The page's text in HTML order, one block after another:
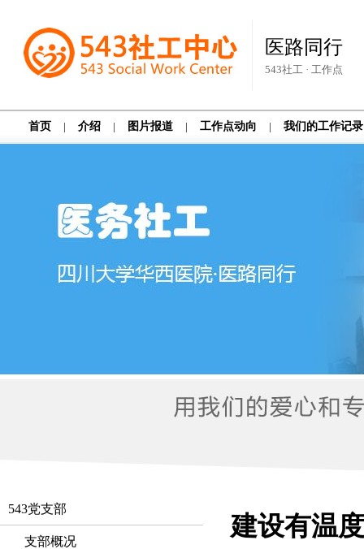
医路同行
543社工 · 工作点
首页 | 介绍 | 图片报道 | 工作点动向 | 我们的工作记录
543党支部
支部概况
建设有温